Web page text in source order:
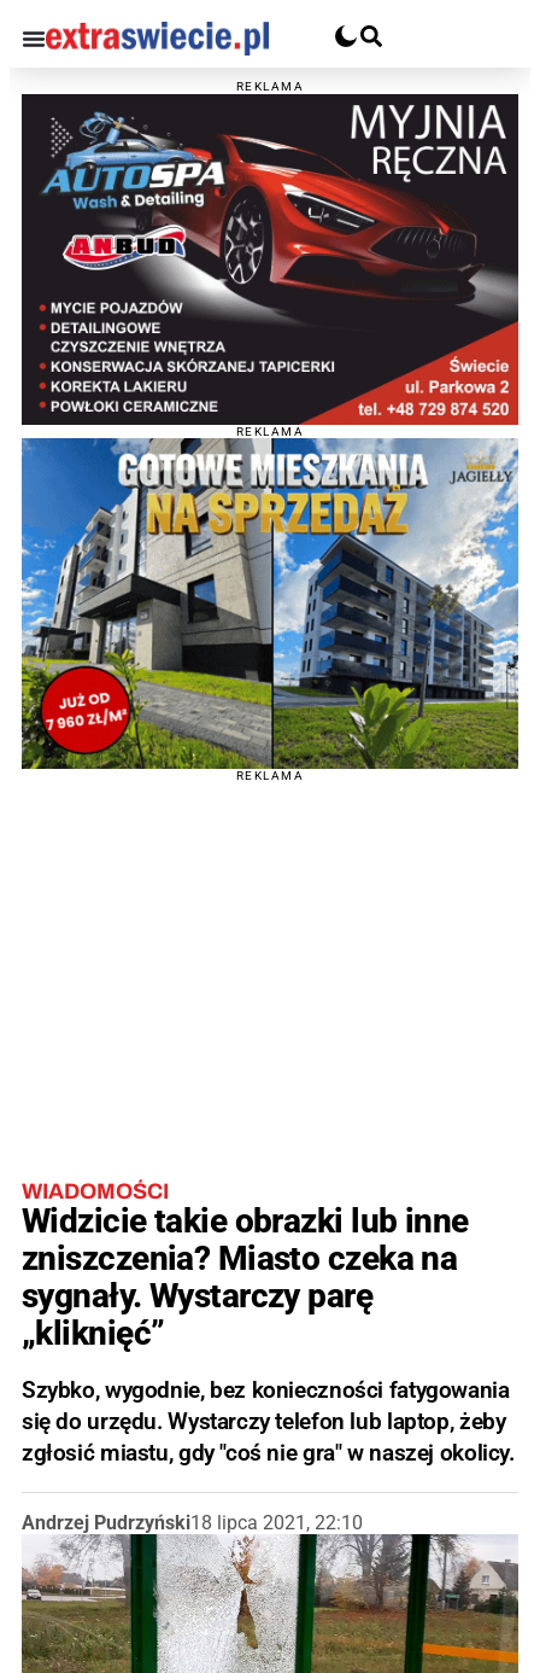
REKLAMA
REKLAMA
REKLAMA
WIADOMOŚCI
Widzicie takie obrazki lub inne
zniszczenia? Miasto czeka na
sygnały. Wystarczy parę
„kliknięć”
Szybko, wygodnie, bez konieczności fatygowania
się do urzędu. Wystarczy telefon lub laptop, żeby
zgłosić miastu, gdy "coś nie gra" w naszej okolicy.
Andrzej Pudrzyński18 lipca 2021, 22:10